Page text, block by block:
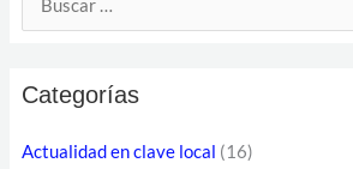
a
Categorías
Actualidad en clave local (16)
e
c